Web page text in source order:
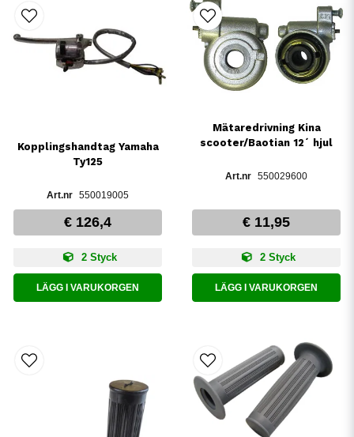
Kopplingshandtag Yamaha
Ty125
550019005
€ 126,4
2 Styck
LÄGG I VARUKORGEN
Mätaredrivning Kina
scooter/Baotian 12´ hjul
550029600
€ 11,95
2 Styck
LÄGG I VARUKORGEN